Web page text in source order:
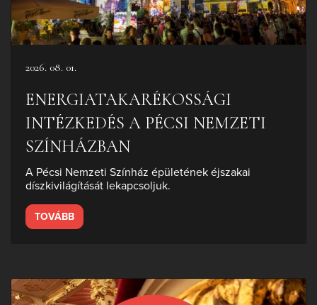
2026. 08. 01.
ENERGIATAKARÉKOSSÁGI
INTÉZKEDÉS A PÉCSI NEMZETI
SZÍNHÁZBAN
A Pécsi Nemzeti Színház épületének éjszakai
díszkivilágítását lekapcsoljuk.
TOVÁBB